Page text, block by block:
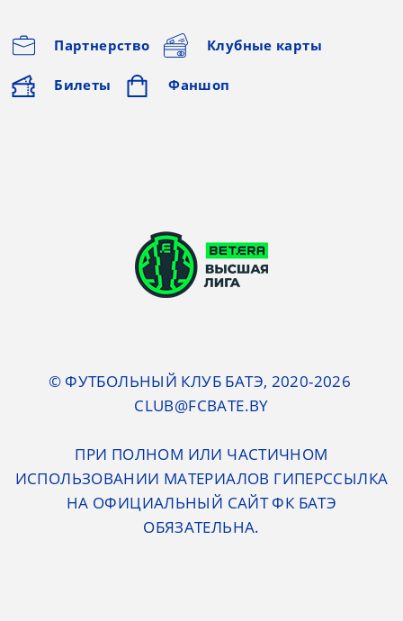
Партнерство Клубные карты
Билеты Фаншоп
© ФУТБОЛЬНЫЙ КЛУБ БАТЭ, 2020-2026
CLUB@FCBATE.BY
ПРИ ПОЛНОМ ИЛИ ЧАСТИЧНОМ
ИСПОЛЬЗОВАНИИ МАТЕРИАЛОВ ГИПЕРССЫЛКА
НА ОФИЦИАЛЬНЫЙ САЙТ ФК БАТЭ
ОБЯЗАТЕЛЬНА.